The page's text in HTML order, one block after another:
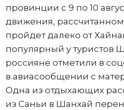
провинции с 9 по 10
движения,
пройдет далеко от
популярный у туристов
россияне отметили в
в авиасообщении с
Одна из отдыхающих
из Саньи в Шанхай